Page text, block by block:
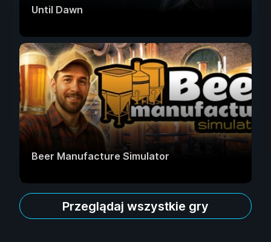
Until Dawn
Beer Manufacture Simulator
Przeglądaj wszystkie gry